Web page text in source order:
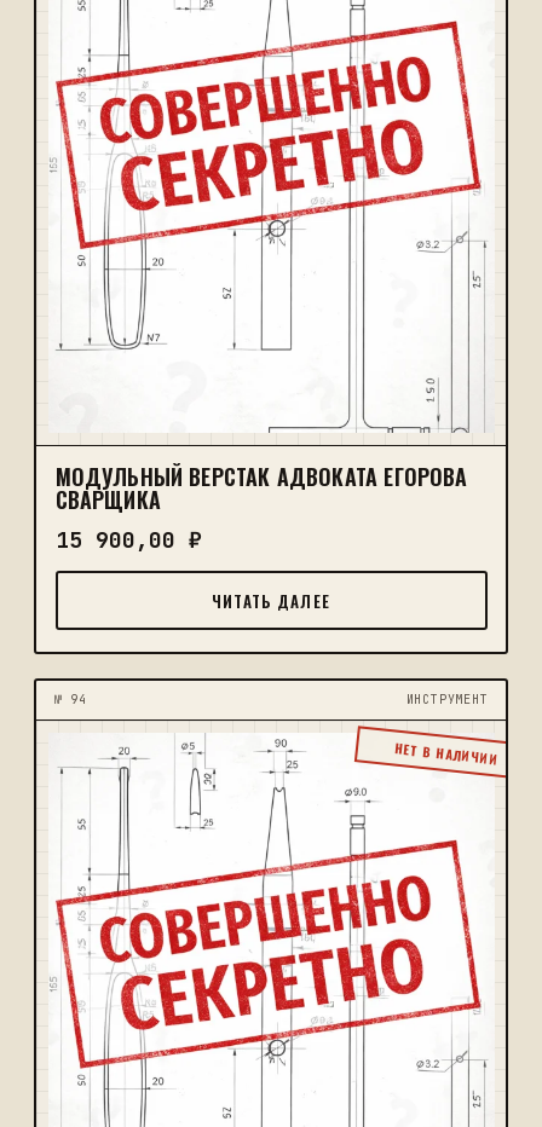
МОДУЛЬНЫЙ ВЕРСТАК АДВОКАТА ЕГОРОВА
СВАРЩИКА
15 900,00 ₽
ЧИТАТЬ ДАЛЕЕ
№ 94 ИНСТРУМЕНТ
НЕТ В НАЛИЧИИ